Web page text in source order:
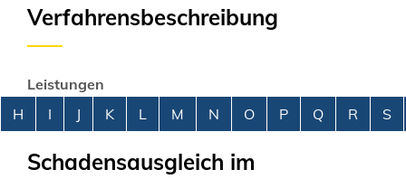
Verfahrensbeschreibung
Leistungen
Alphabetisches Register überspringen
H I J K L M N O P Q R S
Schadensausgleich im